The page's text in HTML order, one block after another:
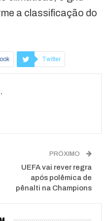
a classificação do
Twitter
PRÓXIMO
UEFA vai rever regra
após polêmica de
pênalti na Champions